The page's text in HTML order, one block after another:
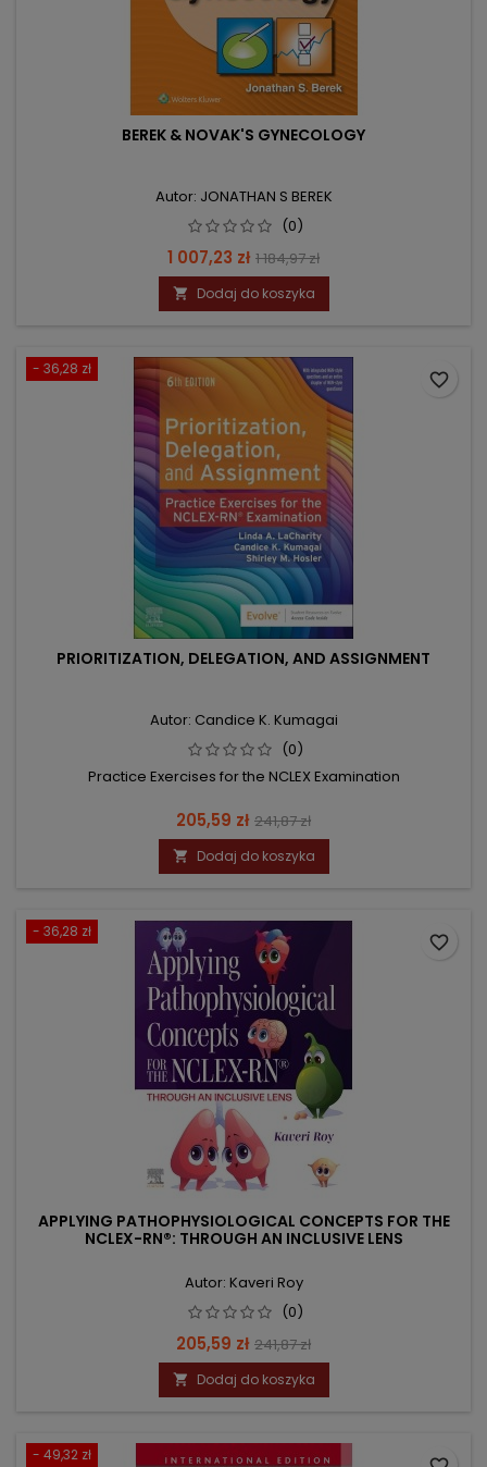
BEREK & NOVAK'S GYNECOLOGY
Autor: JONATHAN S BEREK
(0)
Cena
1 007,23 zł Cena
podstawowa
1 184,97 zł
 Dodaj do koszyka
- 36,28 zł
PRIORITIZATION, DELEGATION, AND ASSIGNMENT
Autor: Candice K. Kumagai
(0)
Practice Exercises for the NCLEX Examination
Cena
205,59 zł Cena
podstawowa
241,87 zł
 Dodaj do koszyka
favorite_border
- 36,28 zł
APPLYING PATHOPHYSIOLOGICAL CONCEPTS FOR THE
NCLEX-RN®: THROUGH AN INCLUSIVE LENS
Autor: Kaveri Roy
(0)
Cena
205,59 zł Cena
podstawowa
241,87 zł
 Dodaj do koszyka
favorite_border
- 49,32 zł